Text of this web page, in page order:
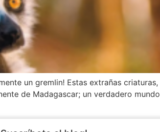
un gremlin! Estas extrañas criaturas,
de Madagascar; un verdadero mundo